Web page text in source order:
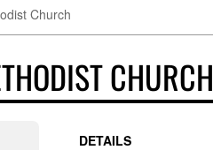
Church
CHURCH
DETAILS